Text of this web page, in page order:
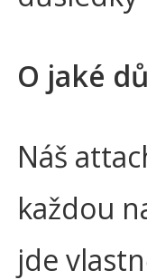
O jaké
Náš
každou
jde